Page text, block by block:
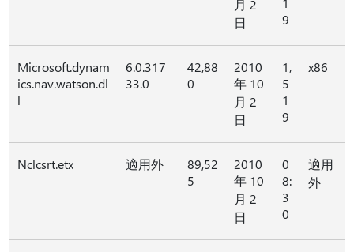
月 2
日
9
Microsoft.dynam
ics.nav.watson.dl
l
6.0.317
33.0
42,88
0
2010
年 10
月 2
日
1,
5
1
9
x86
Nclcsrt.etx 適用外
89,52
5
2010
年 10
月 2
日
0
8:
3
0
適用
外